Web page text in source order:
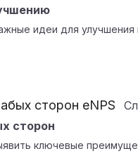
идеи для улучшения
сторон eNPS
сторон
ключевые